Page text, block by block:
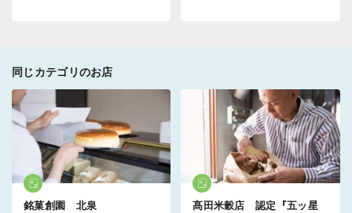
同じカテゴリのお店
銘菓創園 北泉
髙田米穀店 認定『五ッ星